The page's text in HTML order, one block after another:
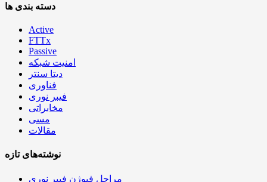
دسته بندی ها
Active
FTTx
Passive
امنیت شبکه
دیتا سنتر
فناوری
فیبر نوری
مخابراتی
مسی
مقالات
نوشته‌های تازه
مراحل فیوژن فیبر نوری